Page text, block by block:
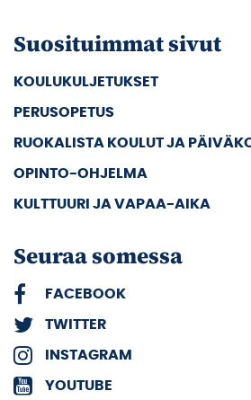
Suosituimmat sivut
KOULUKULJETUKSET
PERUSOPETUS
RUOKALISTA KOULUT JA
OPINTO-OHJELMA
KULTTUURI JA VAPAA-AIKA
Seuraa somessa
FACEBOOK
TWITTER
INSTAGRAM
YOUTUBE